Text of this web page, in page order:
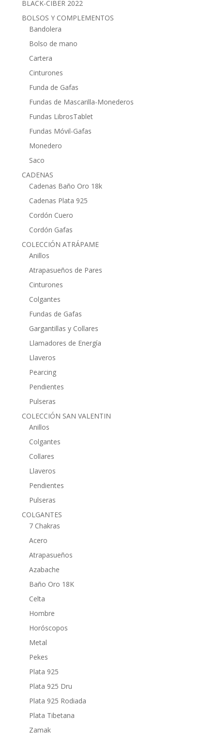
BLACK-CIBER 2022
BOLSOS Y COMPLEMENTOS
Bandolera
Bolso de mano
Cartera
Cinturones
Funda de Gafas
Fundas de Mascarilla-Monederos
Fundas LibrosTablet
Fundas Móvil-Gafas
Monedero
Saco
CADENAS
Cadenas Baño Oro 18k
Cadenas Plata 925
Cordón Cuero
Cordón Gafas
COLECCIÓN ATRÁPAME
Anillos
Atrapasueños de Pares
Cinturones
Colgantes
Fundas de Gafas
Gargantillas y Collares
Llamadores de Energía
Llaveros
Pearcing
Pendientes
Pulseras
COLECCIÓN SAN VALENTIN
Anillos
Colgantes
Collares
Llaveros
Pendientes
Pulseras
COLGANTES
7 Chakras
Acero
Atrapasueños
Azabache
Baño Oro 18K
Celta
Hombre
Horóscopos
Metal
Pekes
Plata 925
Plata 925 Dru
Plata 925 Rodiada
Plata Tibetana
Zamak